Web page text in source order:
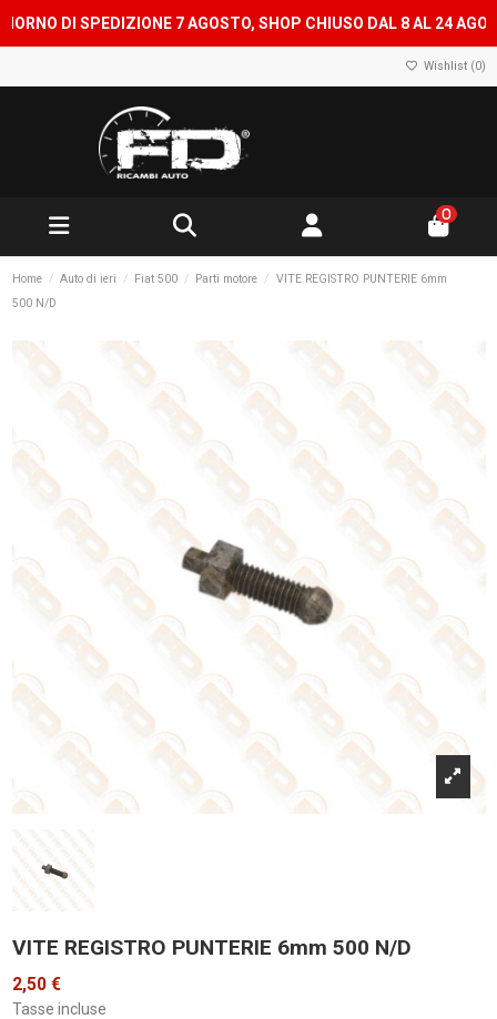
DI SPEDIZIONE 7 AGOSTO, SHOP CHIUSO DAL 8 AL 24
Wishlist (0)
0
Home Auto di ieri Fiat 500 Parti motore
VITE REGISTRO PUNTERIE 6mm
500 N/D
VITE REGISTRO PUNTERIE 6mm 500 N/D
2,50 €
Tasse incluse